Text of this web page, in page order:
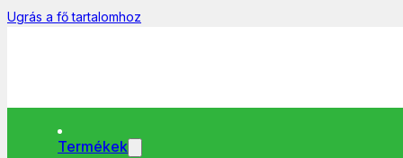
Ugrás a fő tartalomhoz
Termékek